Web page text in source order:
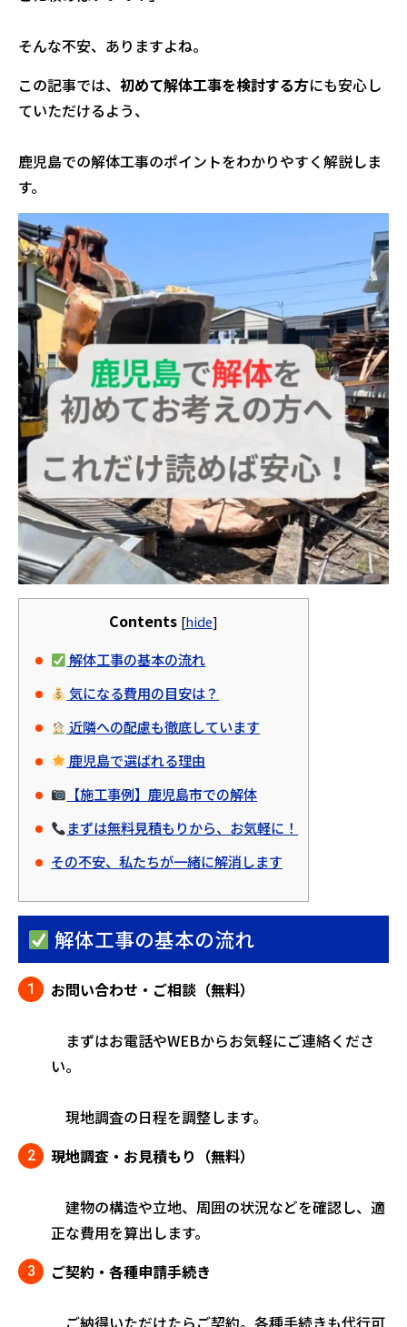
そんな不安、ありますよね。
この記事では、 初めて解体工事を検討する方にも安心し
ていただけるよう、
鹿児島での解体工事のポイントをわかりやすく解説しま
す。
Contents [hide]
解体工事の基本の流れ
気になる費用の目安は？
近隣への配慮も徹底しています
鹿児島で選ばれる理由
【施工事例】鹿児島市での解体
まずは無料見積もりから、お気軽に！
その不安、私たちが一緒に解消します
解体工事の基本の流れ
お問い合わせ・ご相談（無料）
まずはお電話やWEBからお気軽にご連絡くださ
い。
現地調査の日程を調整します。
現地調査・お見積もり（無料）
建物の構造や立地、周囲の状況などを確認し、適
正な費用を算出します。
ご契約・各種申請手続き
ご納得いただけたらご契約。各種手続きも代行可